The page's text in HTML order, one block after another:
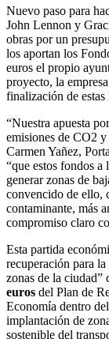
Nuevo paso para
John Lennon y
obras por un
los aportan los
euros el propio
proyecto, la
finalización de estas
“Nuestra apuesta
emisiones de CO2
Carmen Yañez,
“que estos fondos a
generar zonas de
convencido de ello,
contaminante, más
compromiso claro
Esta partida
recuperación para
zonas de la ciudad”
euros del Plan de
Economía dentro
implantación de
sostenible del